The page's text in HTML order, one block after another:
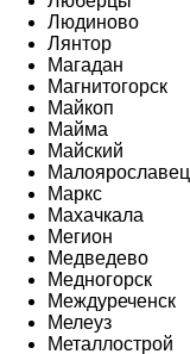
Людиново
Лянтор
Магадан
Магнитогорск
Майкоп
Майма
Майский
Малоярославец
Маркс
Махачкала
Мегион
Медведево
Медногорск
Междуреченск
Мелеуз
Металлострой